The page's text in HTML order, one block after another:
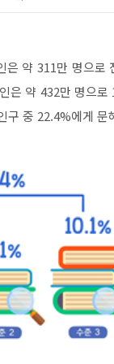
은 약311만 명으로
은 약 432만 명으로
구 중 22.4%에게 문